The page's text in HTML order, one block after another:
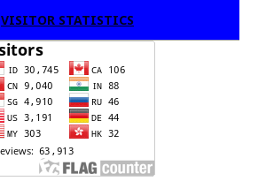
VISITOR STATISTICS